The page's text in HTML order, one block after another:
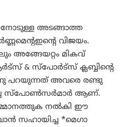
അടങ്ങാത്ത
വിജയം.
അങ്ങേയറ്റം മികവ്
& സ്പോർട്സ് ക്ലബ്ബിന്റെ
പറയുന്നത് അവരെ രണ്ടു
സ്പോൺസർമാർ ആണ്.
നൽകി ഈ
സഹായിച്ച *മെഗാ